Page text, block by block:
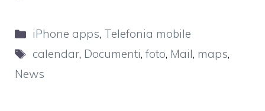
Categorie
iPhone apps, Telefonia mobile
Tag
calendar, Documenti,foto, Mail, maps,
News